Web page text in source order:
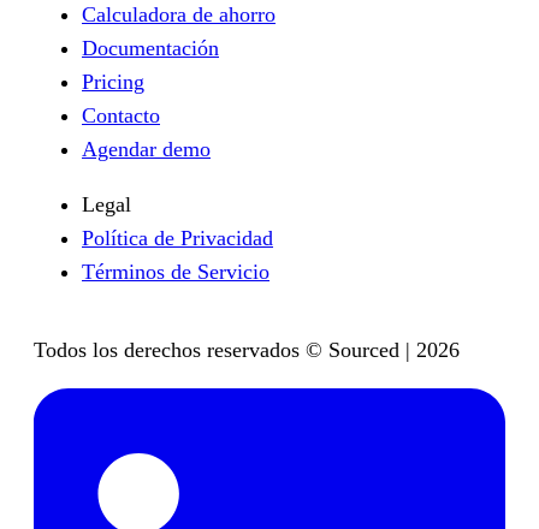
Calculadora de ahorro
Documentación
Pricing
Contacto
Agendar demo
Legal
Política de Privacidad
Términos de Servicio
Todos los derechos reservados © Sourced | 2026